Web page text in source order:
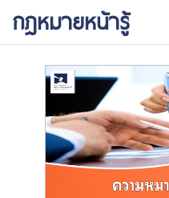
กฎหมายหน้ารู้